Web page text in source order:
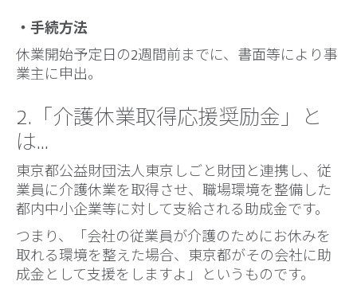
・手続方法
休業開始予定日の2週間前までに、書面等により事
業主に申出。
2.「介護休業取得応援奨励金」と
は…
東京都公益財団法人東京しごと財団と連携し、従
業員に介護休業を取得させ、職場環境を整備した
都内中小企業等に対して支給される助成金です。
つまり、「会社の従業員が介護のためにお休みを
取れる環境を整えた場合、東京都がその会社に助
成金として支援をしますよ」というものです。